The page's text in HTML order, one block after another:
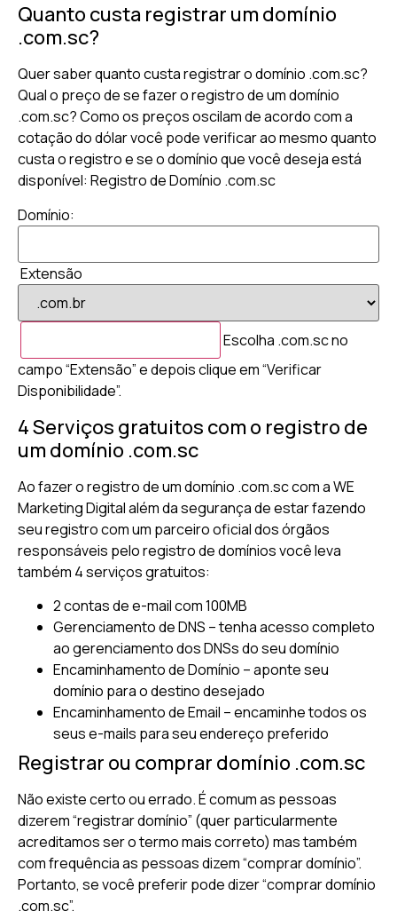
Quanto custa registrar um domínio
.com.sc?
Quer saber quanto custa registrar o domínio .com.sc?
Qual o preço de se fazer o registro de um domínio
.com.sc? Como os preços oscilam de acordo com a
cotação do dólar você pode verificar ao mesmo quanto
custa o registro e se o domínio que você deseja está
disponível: Registro de Domínio .com.sc
Domínio:
Extensão
Escolha .com.sc no
campo “Extensão” e depois clique em “Verificar
Disponibilidade”.
4 Serviços gratuitos com o registro de
um domínio .com.sc
Ao fazer o registro de um domínio .com.sc com a WE
Marketing Digital além da segurança de estar fazendo
seu registro com um parceiro oficial dos órgãos
responsáveis pelo registro de domínios você leva
também 4 serviços gratuitos:
2 contas de e-mail com 100MB
Gerenciamento de DNS – tenha acesso completo
ao gerenciamento dos DNSs do seu domínio
Encaminhamento de Domínio – aponte seu
domínio para o destino desejado
Encaminhamento de Email – encaminhe todos os
seus e-mails para seu endereço preferido
Registrar ou comprar domínio .com.sc
Não existe certo ou errado. É comum as pessoas
dizerem “registrar domínio” (quer particularmente
acreditamos ser o termo mais correto) mas também
com frequência as pessoas dizem “comprar domínio”.
Portanto, se você preferir pode dizer “comprar domínio
.com.sc”.